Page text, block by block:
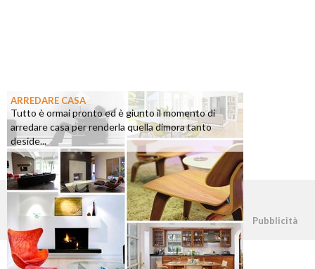
ARREDARE CASA
Tutto è ormai pronto ed è giunto il momento di
arredare casa per renderla quella dimora tanto
deside...
©2026 - casapratica.org - p.iva 03338800984 Pubblicità